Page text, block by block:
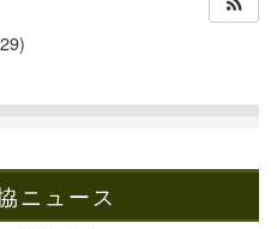
ニュース